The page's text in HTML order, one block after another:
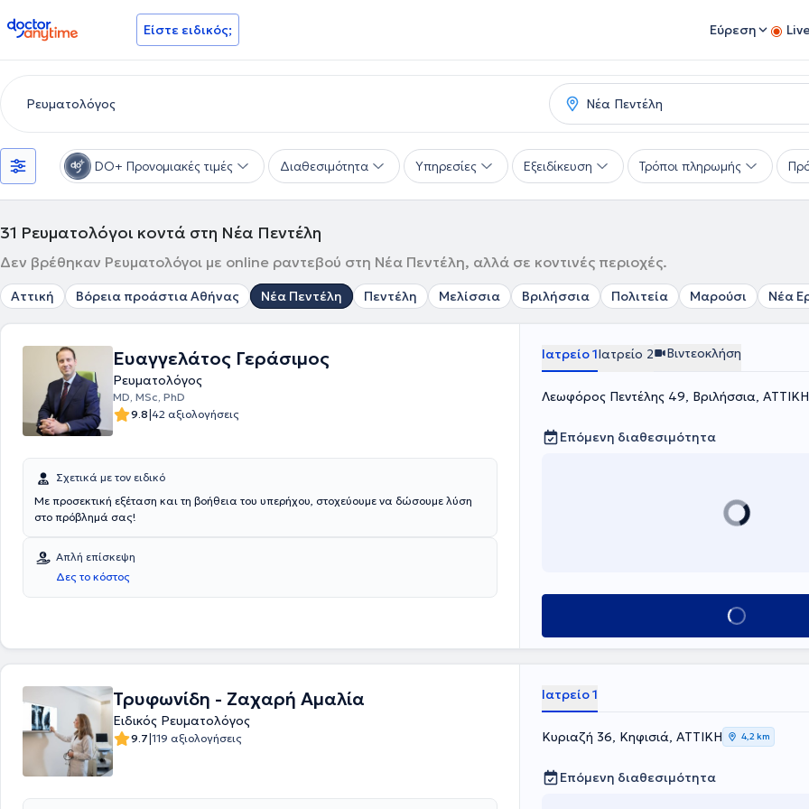
doctoranytime Είστε ειδικός; Εύρεση
DO+ Προνομιακές τιμές Διαθεσιμότητα Υπηρεσίες Εξειδίκευση Τρόποι πληρωμής
31 Ρευματολόγοι κοντά στη Νέα Πεντέλη
Δεν βρέθηκαν Ρευματολόγοι με online ραντεβού στη Νέα Πεντέλη, αλλά σε κοντινές περιοχές.
Αττική Βόρεια προάστια Αθήνας Νέα Πεντέλη Πεντέλη Μελίσσια Βριλήσσια Πολιτεία Μαρούσι Νέα
Ευαγγελάτος Γεράσιμος
Ρευματολόγος
MD, MSc, PhD
9.8|42 αξιολογήσεις
Σχετικά με τον ειδικό
Με προσεκτική εξέταση και τη βοήθεια του υπερήχου, στοχεύουμε να δώσουμε λύση
στο πρόβλημά σας!
Απλή επίσκεψη
Δες το κόστος
Ιατρείο 1Ιατρείο 2 Βιντεοκλήση
Λεωφόρος Πεντέλης 49, Βριλήσσια, ΑΤΤΙΚΗ
Επόμενη διαθεσιμότητα
Κλείσε ραντεβού
Τρυφωνίδη - Ζαχαρή Αμαλία
Ειδικός Ρευματολόγος
9.7|119 αξιολογήσεις
Ιατρείο 1
Κυριαζή 36, Κηφισιά, ΑΤΤΙΚΗ 4,2 km
Επόμενη διαθεσιμότητα